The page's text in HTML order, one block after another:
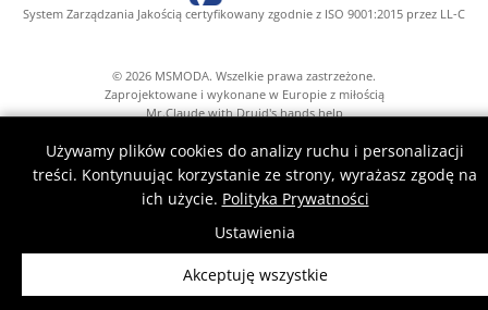
System Zarządzania Jakością certyfikowany zgodnie z ISO 9001:2015 przez LL-C
© 2026 MSMODA. Wszelkie prawa zastrzeżone.
Zaprojektowane i wykonane w Europie z miłością
Mr.Claude with Druid's hands help
Używamy plików cookies do analizy ruchu i personalizacji
treści. Kontynuując korzystanie ze strony, wyrażasz zgodę na
ich użycie. Polityka Prywatności
Ustawienia
Akceptuję wszystkie